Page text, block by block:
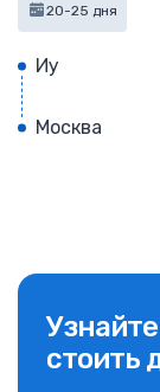
20-25 дня
Иу
Москва
стоить